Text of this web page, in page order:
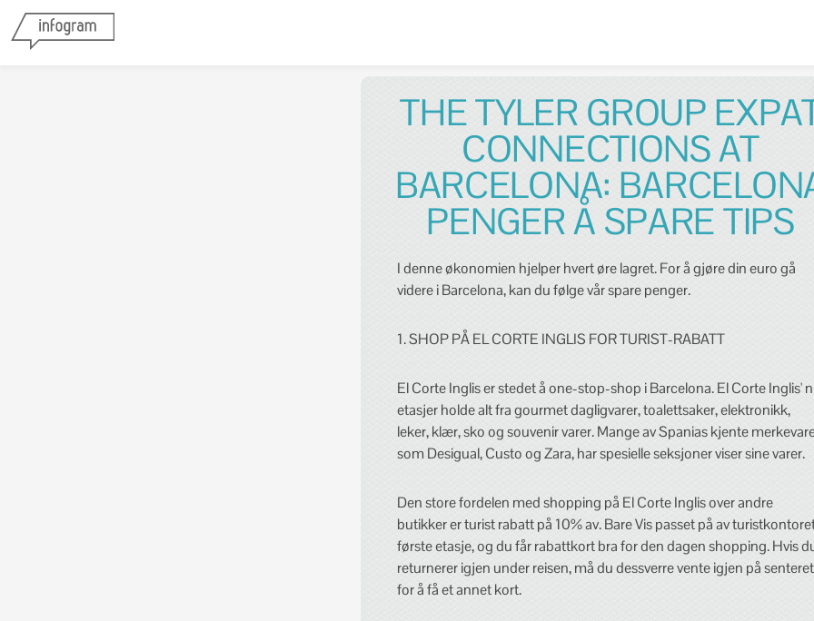
THE TYLER GROUP
CONNECTIONS AT
BARCELONA:
PENGER Å SPARE TIPS
I denne økonomien hjelper hvert øre lagret. For å gjøre din euro gå
videre i Barcelona, kan du følge vår spare penger.
1. SHOP PÅ EL CORTE INGLIS FOR TURIST-RABATT
El Corte Inglis er stedet å one-stop-shop i Barcelona. El Corte Inglis'
etasjer holde alt fra gourmet dagligvarer, toalettsaker, elektronikk,
leker, klær, sko og souvenir varer. Mange av Spanias kjente
som Desigual, Custo og Zara, har spesielle seksjoner viser sine varer.
Den store fordelen med shopping på El Corte Inglis over andre
butikker er turist rabatt på 10% av. Bare Vis passet på av
første etasje, og du får rabattkort bra for den dagen shopping. Hvis
returnerer igjen under reisen, må du dessverre vente igjen på senteret
for å få et annet kort.